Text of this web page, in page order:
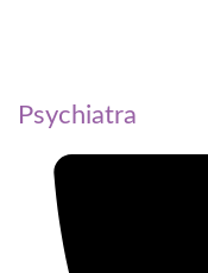
Psychiatra